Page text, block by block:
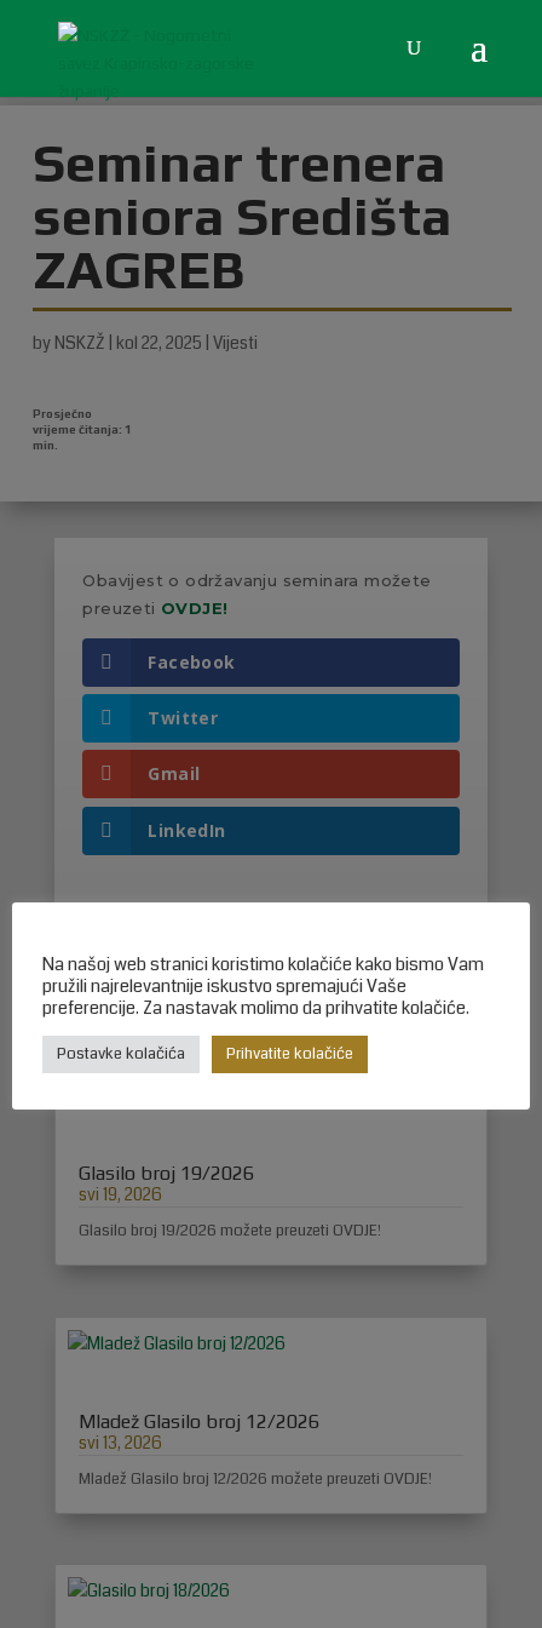
Seminar trenera
seniora Središta
ZAGREB
by NSKZŽ kol 22, 2025 Vijesti
Obavijest o održavanju seminara možete
preuzeti OVDJE!
Facebook
Twitter
Gmail
LinkedIn
Možda će Vas zanimati i…
Glasilo broj 19/2026
svi 19, 2026
Glasilo broj 19/2026 možete preuzeti OVDJE!
Mladež Glasilo broj 12/2026
svi 13, 2026
Mladež Glasilo broj 12/2026 možete preuzeti OVDJE!
Na našoj web stranici koristimo kolačiće kako bismo Vam
pružili najrelevantnije iskustvo spremajući Vaše
preferencije. Za nastavak molimo da prihvatite kolačiće.
Postavke kolačića Prihvatite kolačiće